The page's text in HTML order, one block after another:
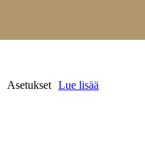
Asetukset Lue lisää